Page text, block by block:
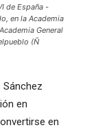
de España -
en la Academia
General
(Ñ
Sánchez
en
en